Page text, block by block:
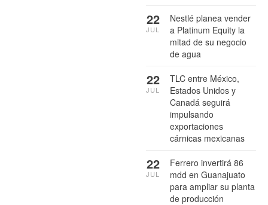
Nestlé planea vender
a Platinum Equity la
mitad de su negocio
de agua
22
JUL
TLC entre México,
Estados Unidos y
Canadá seguirá
impulsando
exportaciones
cárnicas mexicanas
22
JUL
Ferrero invertirá 86
mdd en Guanajuato
para ampliar su planta
de producción
22
JUL